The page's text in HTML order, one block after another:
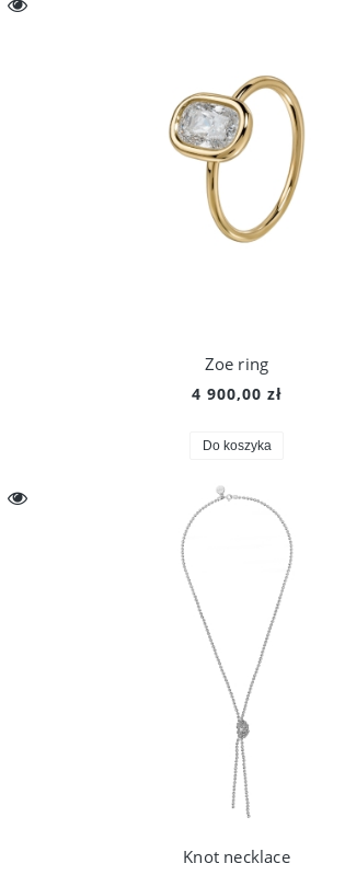
Zoe ring
4 900,00 zł
Do koszyka
Knot necklace